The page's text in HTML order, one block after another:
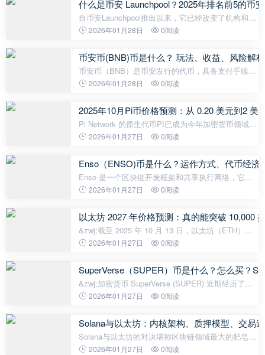
什么是币安 Launchpool？2025年排名前5的币
自币安Launchpool推出以来，它已经改变了机构和散
户投资者早期接触新区块链项目的方式。 币安允许用
支持的加密代币来挖矿获取Launchpoo
2026年01月28日 0阅读
币安币(BNB)币是什么？ 玩法、收益、风险解
币安币（BNB）是币安发行的代币，具备支付手续费
折扣、参与奖励活动及参与币安智能链等多重用途。
扮演关键角色，并随着平台扩展而持
2026年01月28日 0阅读
2025年10月Pi币价格预测：从 0.20 美元到2 美
Pi Network 的原生代币PI已成为今年加密货币领域最
引人关注的进展之一。经过六年多的试验性部署和一
渡到开放主网—&mda
2026年01月27日 0阅读
Enso（ENSO)币是什么？运作方式、代币经济
Enso 是一个区块链开发框架和共享执行网络，它通
过可重复使用的构建块（称为“操作”和“快捷方式”）简
Conn
2026年01月27日 0阅读
以太坊 2027 年价格预测：真的能突破 10,000
&zwj;截至 2025 年 10 月 13 日，以太坊（ETH）已
重回 4100 美元上方，现报 4147.5 美元，日内涨幅超
来潜力的期待。 随着加密货币市
2026年01月27日 0阅读
SuperVerse（SUPER）币是什么？怎么买？
&zwj;加密货币 SuperVerse (SUPER) 近期经历了惊
人的 200% 飙升。这一突如其来的飙升吸引了众多分
统，由两大内核领域组成：NF
2026年01月27日 0阅读
Solana与以太坊：内核架构、质押模型、交易
Solana与以太坊的对决堪称区块链领域最大的肥皂
剧。两者都支持去中心化应用进程 (dApp)、NFT 和智
2026年01月27日 0阅读